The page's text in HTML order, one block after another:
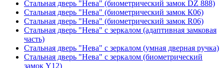
Стальная дверь "Нева" (биометрический замок DZ 888)
Стальная дверь "Нева" (биометрический замок К06)
Стальная дверь "Нева" (биометрический замок R06)
Стальная дверь "Нева" с зеркалом (адаптивная замковая
часть)
Стальная дверь "Нева" с зеркалом (умная дверная ручка)
Стальная дверь "Нева" с зеркалом (биометрический
замок Y12)